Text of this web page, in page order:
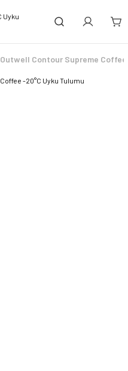
Outwell Contour Supreme